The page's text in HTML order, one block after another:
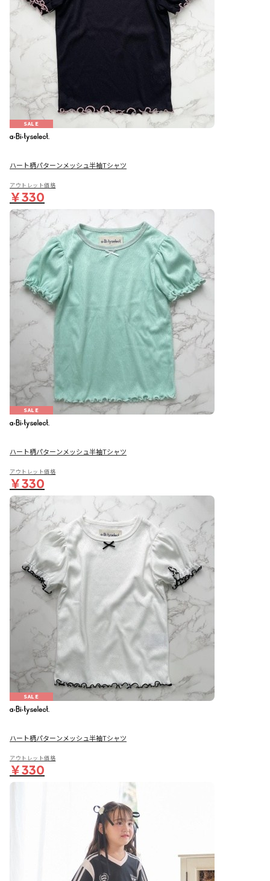
SALE
ハート柄パターンメッシュ半袖Tシャツ
アウトレット価格
￥330
SALE
ハート柄パターンメッシュ半袖Tシャツ
アウトレット価格
￥330
SALE
ハート柄パターンメッシュ半袖Tシャツ
アウトレット価格
￥330